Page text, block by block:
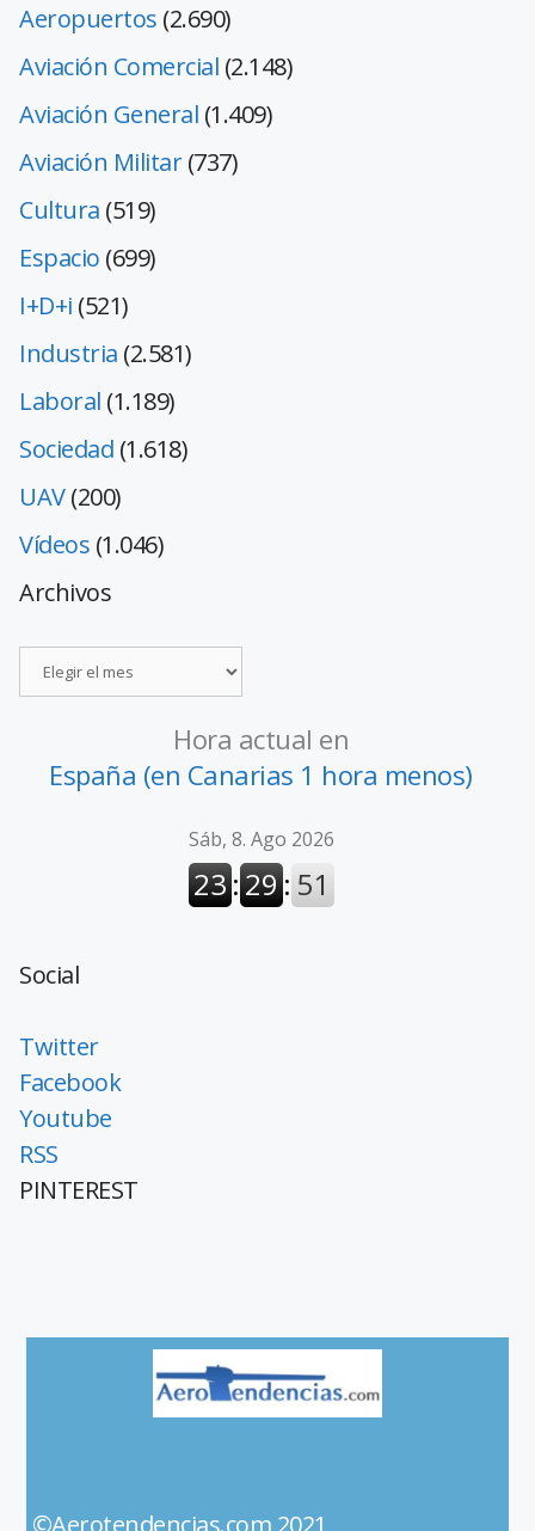
Aeropuertos (2.690)
Aviación Comercial (2.148)
Aviación General (1.409)
Aviación Militar(737)
Cultura (519)
Espacio (699)
I+D+i (521)
Industria (2.581)
Laboral (1.189)
Sociedad (1.618)
UAV(200)
Vídeos (1.046)
Archivos
Hora actual en
España (en Canarias 1 hora menos)
Social
Twitter
Facebook
Youtube
RSS
PINTEREST